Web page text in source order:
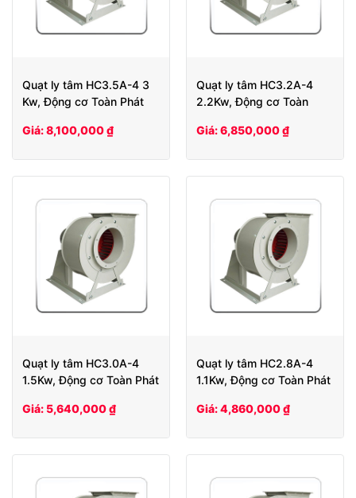
Quạt ly tâm HC3.5A-4 3
Kw, Động cơ Toàn Phát
Giá: 8,100,000 ₫
Quạt ly tâm HC3.2A-4
2.2Kw, Động cơ Toàn
Giá: 6,850,000 ₫
Quạt ly tâm HC3.0A-4
1.5Kw, Động cơ Toàn Phát
Giá: 5,640,000 ₫
Quạt ly tâm HC2.8A-4
1.1Kw, Động cơ Toàn Phát
Giá: 4,860,000 ₫